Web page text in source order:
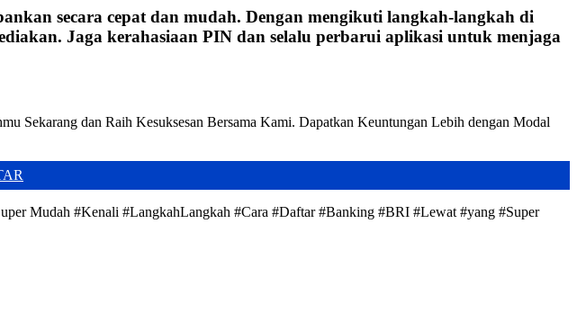
secara cepat dan mudah. Dengan mengikuti langkah-langkah di
Jaga kerahasiaan PIN dan selalu perbarui aplikasi untuk menjaga
Sekarang dan Raih Kesuksesan Bersama Kami. Dapatkan Keuntungan Lebih dengan Modal
Mudah #Kenali #LangkahLangkah #Cara #Daftar #Banking #BRI #Lewat #yang #Super